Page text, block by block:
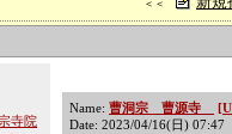
＜＜
寺院
Name: 曹洞宗 曹源寺
Date: 2023/04/16(日)